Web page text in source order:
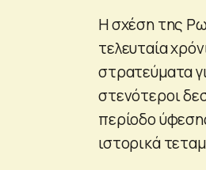
Η σχέση της
τελευταία
στρατεύματα
στενότεροι
περίοδο
ιστορικά